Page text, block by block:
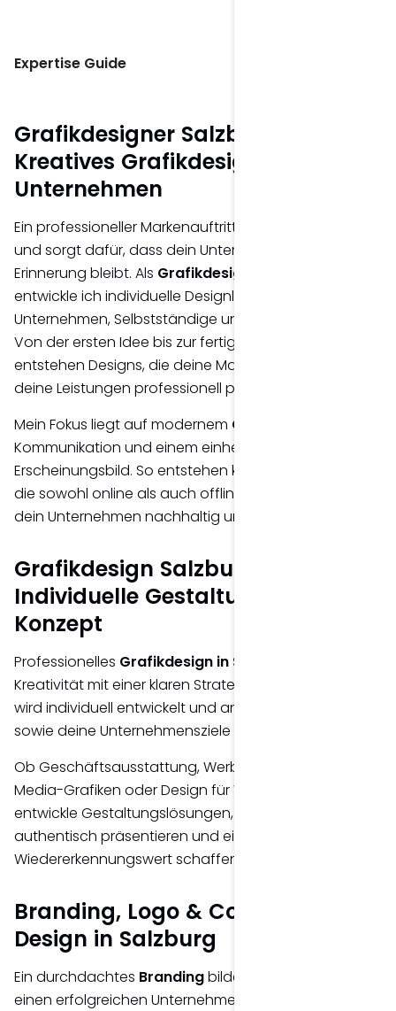
Expertise Guide
Grafikdesigner Salzburg –
Kreatives Grafikdesign für
Unternehmen
Ein professioneller Markenauftritt schafft Vertrauen
und sorgt dafür, dass dein Unternehmen langfristig in
Erinnerung bleibt. Als Grafikdesigner in Salzburg
entwickle ich individuelle Designlösungen für
Unternehmen, Selbstständige und Organisationen.
Von der ersten Idee bis zur fertigen Umsetzung
entstehen Designs, die deine Marke stärken und
deine Leistungen professionell präsentieren.
Mein Fokus liegt auf modernem Grafikdesign
Kommunikation und einem einheitlichen visuellen
Erscheinungsbild. So entstehen kreative Lösungen,
die sowohl online als auch offline überzeugen und
dein Unternehmen nachhaltig unterstützen.
Grafikdesign Salzburg –
Individuelle Gestaltung mit
Konzept
Professionelles Grafikdesign in Salzburg
Kreativität mit einer klaren Strategie. Jedes Design
wird individuell entwickelt und an deine Zielgruppe
sowie deine Unternehmensziele angepasst.
Ob Geschäftsausstattung, Werbematerialien, Social-
Media-Grafiken oder Design für Websites – ich
entwickle Gestaltungslösungen, die deine Marke
authentisch präsentieren und einen hohen
Wiedererkennungswert schaffen.
Branding, Logo & Corporate
Design in Salzburg
Ein durchdachtes Brandingbildet die Grundlage für
einen erfolgreichen Unternehmensauftritt.